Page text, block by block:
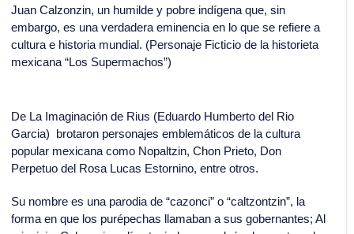
Juan Calzonzin, un humilde y pobre indígena que, sin
embargo, es una verdadera eminencia en lo que se refiere a
cultura e historia mundial. (Personaje Ficticio de la historieta
mexicana “Los Supermachos”)
De La Imaginación de Rius (Eduardo Humberto del Rio
Garcia) brotaron personajes emblemáticos de la cultura
popular mexicana como Nopaltzin, Chon Prieto, Don
Perpetuo del Rosa Lucas Estornino, entre otros.
Su nombre es una parodia de “cazonci” o “caltzontzin”, la
forma en que los purépechas llamaban a sus gobernantes; Al